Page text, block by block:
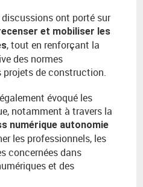
ont porté sur
et mobiliser les
, tout en renforçant la
des normes
projets de construction.
évoqué les
notamment à travers la
numérique autonomie
les professionnels, les
concernées dans
et des